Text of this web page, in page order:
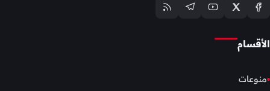
الأقسام
منوعات